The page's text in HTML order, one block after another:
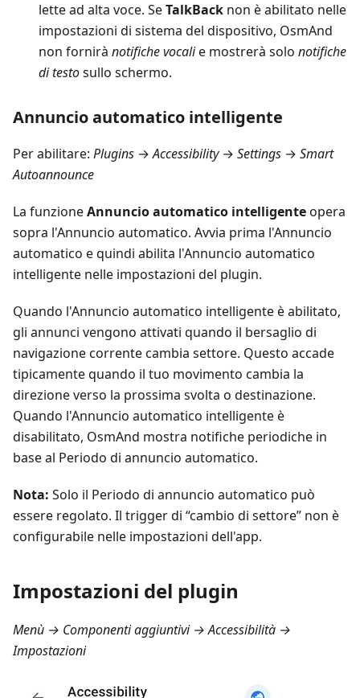
lette ad alta voce. SeTalkBack non è abilitato nelle
impostazioni di sistema del dispositivo, OsmAnd
non fornirà notifiche vocalie mostrerà solo notifiche
di testosullo schermo.
Annuncio automatico intelligente
Per abilitare: Plugins →Accessibility→ Settings → Smart
Autoannounce
La funzioneAnnuncio automatico intelligenteopera
sopra l'Annuncio automatico. Avvia prima l'Annuncio
automatico e quindi abilita l'Annuncio automatico
intelligente nelle impostazioni del plugin.
Quando l'Annuncio automatico intelligente è abilitato,
gli annunci vengono attivati quando il bersaglio di
navigazione corrente cambia settore. Questo accade
tipicamente quando il tuo movimento cambia la
direzione verso la prossima svolta o destinazione.
Quando l'Annuncio automatico intelligente è
disabilitato, OsmAnd mostra notifiche periodiche in
base al Periodo di annuncio automatico.
Nota: Solo il Periodo di annuncio automatico può
essere regolato. Il trigger di “cambio di settore” non è
configurabile nelle impostazioni dell'app.
Impostazioni del plugin
Menù → Componenti aggiuntivi → Accessibilità →
Impostazioni